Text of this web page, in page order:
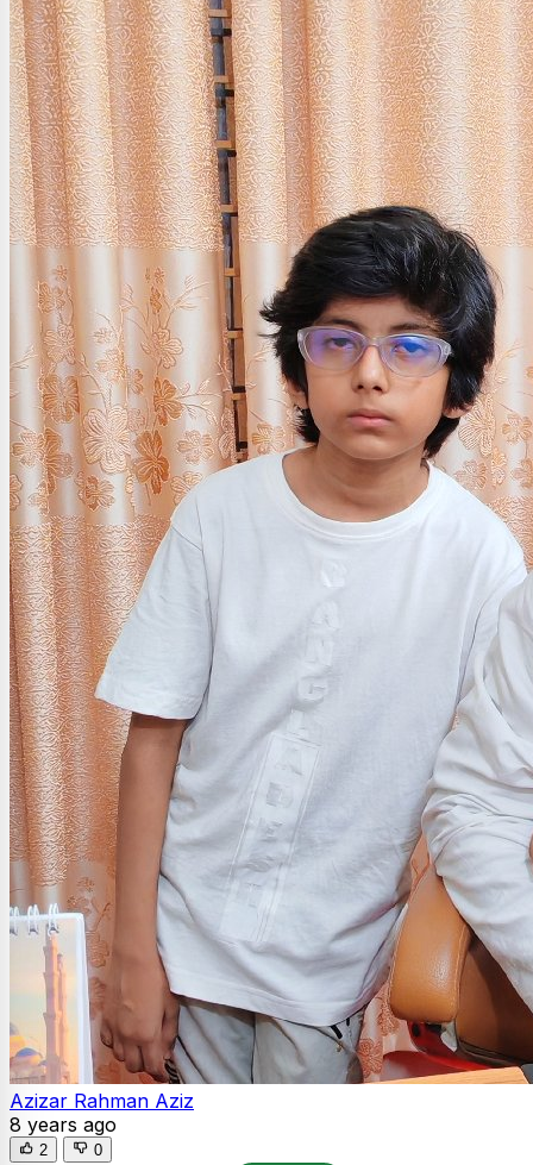
Azizar Rahman Aziz
8 years ago
2 0